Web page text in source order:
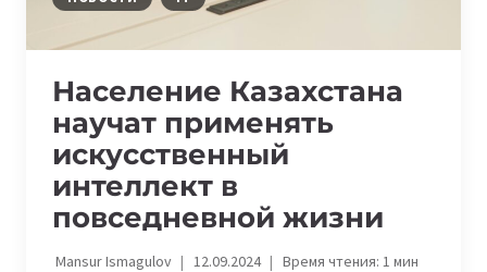
Население Казахстана
научат применять
искусственный
интеллект в
повседневной жизни
Mansur Ismagulov 12.09.2024 Время чтения: 1мин